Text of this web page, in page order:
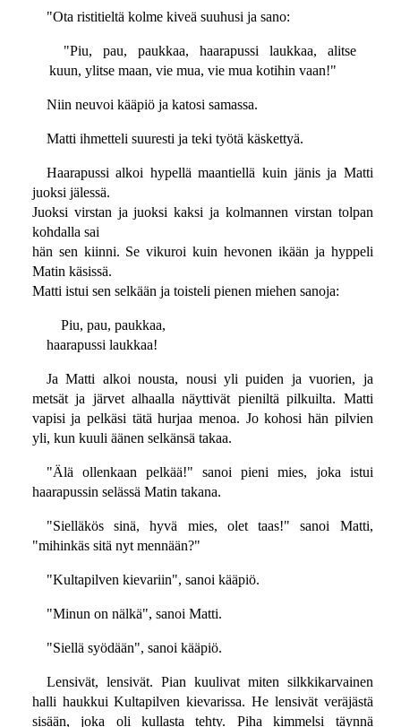
"Ota ristitieltä kolme kiveä suuhusi ja sano:
"Piu, pau, paukkaa, haarapussi laukkaa, alitse
kuun, ylitse maan, vie mua, vie mua kotihin vaan!"
Niin neuvoi kääpiö ja katosi samassa.
Matti ihmetteli suuresti ja teki työtä käskettyä.
Haarapussi alkoi hypellä maantiellä kuin jänis ja Matti
juoksi jälessä.
Juoksi virstan ja juoksi kaksi ja kolmannen virstan tolpan
kohdalla sai
hän sen kiinni. Se vikuroi kuin hevonen ikään ja hyppeli
Matin käsissä.
Matti istui sen selkään ja toisteli pienen miehen sanoja:
Piu, pau, paukkaa,
haarapussi laukkaa!
Ja Matti alkoi nousta, nousi yli puiden ja vuorien, ja
metsät ja järvet alhaalla näyttivät pieniltä pilkuilta. Matti
vapisi ja pelkäsi tätä hurjaa menoa. Jo kohosi hän pilvien
yli, kun kuuli äänen selkänsä takaa.
"Älä ollenkaan pelkää!" sanoi pieni mies, joka istui
haarapussin selässä Matin takana.
"Sielläkös sinä, hyvä mies, olet taas!" sanoi Matti,
"mihinkäs sitä nyt mennään?"
"Kultapilven kievariin", sanoi kääpiö.
"Minun on nälkä", sanoi Matti.
"Siellä syödään", sanoi kääpiö.
Lensivät, lensivät. Pian kuulivat miten silkkikarvainen
halli haukkui Kultapilven kievarissa. He lensivät veräjästä
sisään, joka oli kullasta tehty. Piha kimmelsi täynnä